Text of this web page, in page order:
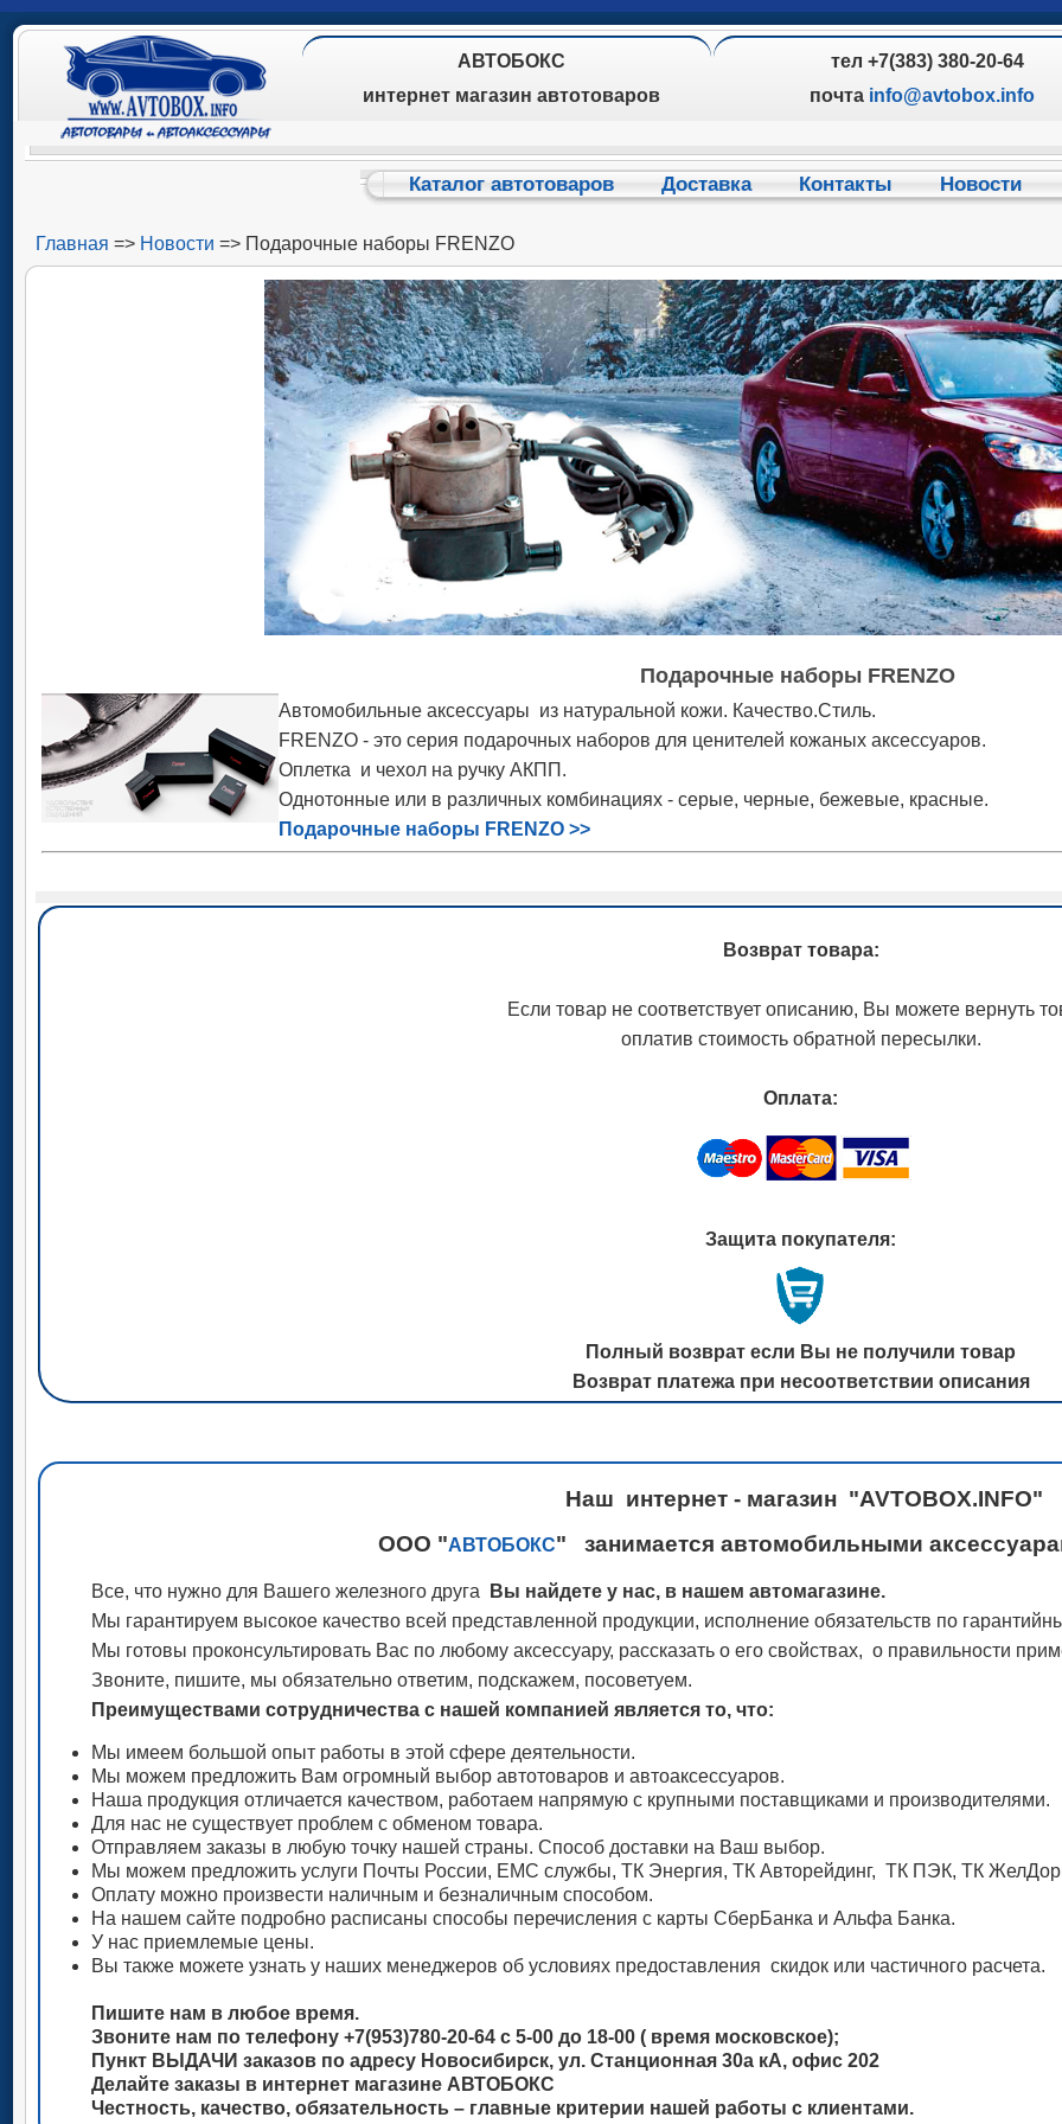
АВТОБОКС
интернет магазин автотоваров
тел +7(383) 380-20-64
почта info@avtobox.info
Каталог автотоваров Доставка Контакты Новости
Главная => Новости => Подарочные наборы FRENZO
Подарочные наборы FRENZO
Автомобильные аксессуары из натуральной кожи. Качество.Стиль.
FRENZO - это серия подарочных наборов для ценителей кожаных аксессуаров.
Оплетка и чехол на ручку АКПП.
Однотонные или в различных комбинациях - серые, черные, бежевые, красные.
Подарочные наборы FRENZO >>
Возврат товара:
Если товар не соответствует описанию, Вы можете вернуть
оплатив стоимость обратной пересылки.
Оплата:
Защита покупателя:
Полный возврат если Вы не получили товар
Возврат платежа при несоответствии описания
Наш интернет - магазин "AVTOBOX.INFO"
ООО "АВТОБОКС" занимается автомобильными
Все, что нужно для Вашего железного друга
Вы найдете у нас, в нашем автомагазине.
Мы гарантируем высокое качество всей представленной продукции, исполнение обязательств по
Мы готовы проконсультировать Вас по любому аксессуару, рассказать о его свойствах, о правильности
Звоните, пишите, мы обязательно ответим, подскажем, посоветуем.
Преимуществами сотрудничества с нашей компанией является то, что:
Мы имеем большой опыт работы в этой сфере деятельности.
Мы можем предложить Вам огромный выбор автотоваров и автоаксессуаров.
Наша продукция отличается качеством, работаем напрямую с крупными поставщиками и производителями.
Для нас не существует проблем с обменом товара.
Отправляем заказы в любую точку нашей страны. Способ доставки на Ваш выбор.
Мы можем предложить услуги Почты России, ЕМС службы, ТК Энергия, ТК Авторейдинг, ТК ПЭК, ТК
Оплату можно произвести наличным и безналичным способом.
На нашем сайте подробно расписаны способы перечисления с карты СберБанка и Альфа Банка.
У нас приемлемые цены.
Вы также можете узнать у наших менеджеров об условиях предоставления скидок или частичного расчета.
Пишите нам в любое время.
Звоните нам по телефону +7(953)780-20-64 с 5-00 до 18-00 ( время московское);
Пункт ВЫДАЧИ заказов по адресу Новосибирск, ул. Станционная 30а кА, офис 202
Делайте заказы в интернет магазине АВТОБОКС
Честность, качество, обязательность – главные критерии нашей работы с клиентами.